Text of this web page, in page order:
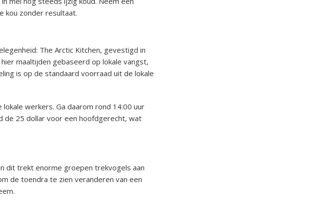
kou zonder resultaat.
The Arctic Kitchen, gevestigd in
maaltijden gebaseerd op lokale vangst,
is op de standaard voorraad uit de lokale
werkers. Ga daarom rond 14:00 uur
de 25 dollar voor een hoofdgerecht, wat
dit trekt enorme groepen trekvogels aan
de toendra te zien veranderen van een